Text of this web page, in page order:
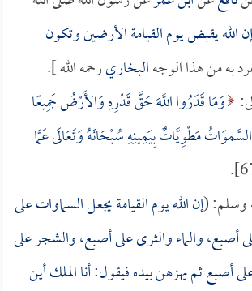
إن الله يقبض يوم القيامة الأرضين وتكون
به من هذا الوجهالبخاريرحمه الله ].
وَمَا قَدَرُوا اللَّهَ حَقَّ قَدْرِهِ وَالأَرْضُ جَمِيعًا
مَطْوِيَّاتٌ بِيَمِينِهِ سُبْحَانَهُ وَتَعَالَى عَمَّا
وسلم: (إن الله يوم القيامة يجعل السماوات على
أصبع، والماء والثرى على أصبع، والشجر على
أصبع ثم يهزهن بيده فيقول: أنا الملك أين